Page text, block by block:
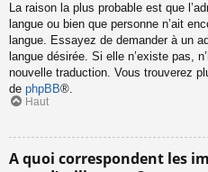
La raison la plus probable est que
langue ou bien que personne n’ait
langue. Essayez de demander à un
langue désirée. Si elle n’existe pas,
nouvelle traduction. Vous trouverez
de phpBB®.
Haut
A quoi correspondent les